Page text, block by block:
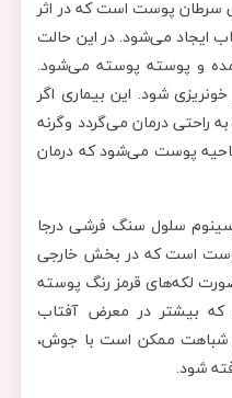
سرطان پوست است که در اثر
ایجاد می‌شود. در این حالت
و پوسته ‌پوسته می‌شود.
شود. این بیماری اگر
راحتی درمان می‌گردد وگرنه
پوست می‌شود که درمان
سلول سنگ ‌فرشی درجا
است که در بخش خارجی
لکه‌های قرمز رنگ پوسته
بیشتر در معرض آفتاب
شباهت ممکن است با جوش،
شود.